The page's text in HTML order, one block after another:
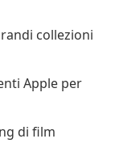
collezioni
Apple per
di film